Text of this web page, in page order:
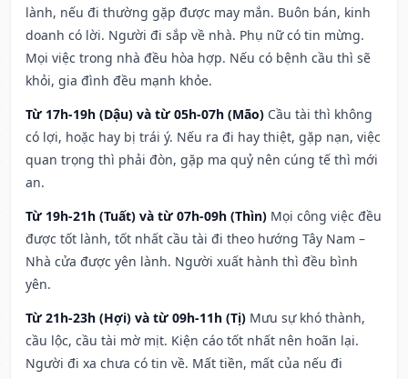
lành, nếu đi thường gặp được may mắn. Buôn bán, kinh
doanh có lời. Người đi sắp về nhà. Phụ nữ có tin mừng.
Mọi việc trong nhà đều hòa hợp. Nếu có bệnh cầu thì sẽ
khỏi, gia đình đều mạnh khỏe.
Từ 17h-19h (Dậu) và từ 05h-07h (Mão) Cầu tài thì không
có lợi, hoặc hay bị trái ý. Nếu ra đi hay thiệt, gặp nạn, việc
quan trọng thì phải đòn, gặp ma quỷ nên cúng tế thì mới
an.
Từ 19h-21h (Tuất) và từ 07h-09h (Thìn) Mọi công việc đều
được tốt lành, tốt nhất cầu tài đi theo hướng Tây Nam –
Nhà cửa được yên lành. Người xuất hành thì đều bình
yên.
Từ 21h-23h (Hợi) và từ 09h-11h (Tị) Mưu sự khó thành,
cầu lộc, cầu tài mờ mịt. Kiện cáo tốt nhất nên hoãn lại.
Người đi xa chưa có tin về. Mất tiền, mất của nếu đi